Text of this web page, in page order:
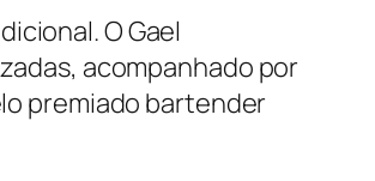
OGael
acompanhado por
premiado bartender